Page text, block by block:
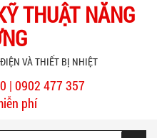
THUẬT NĂNG
VÀ THIẾT BỊ NHIỆT
| 0902 477 357
phí